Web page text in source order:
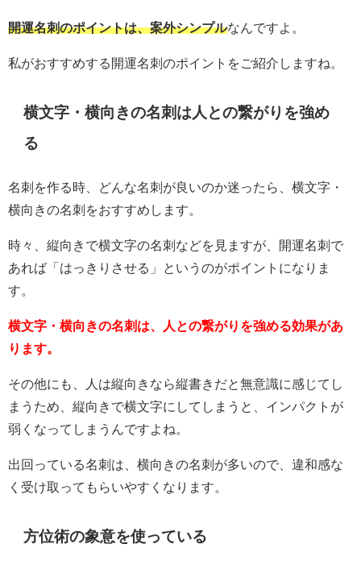
開運名刺のポイントは、案外シンプルなんですよ。
私がおすすめする開運名刺のポイントをご紹介しますね。
横文字・横向きの名刺は人との繋がりを強め
る
名刺を作る時、どんな名刺が良いのか迷ったら、横文字・
横向きの名刺をおすすめします。
時々、縦向きで横文字の名刺などを見ますが、開運名刺で
あれば「はっきりさせる」というのがポイントになりま
す。
横文字・横向きの名刺は、人との繋がりを強める効果があ
ります。
その他にも、人は縦向きなら縦書きだと無意識に感じてし
まうため、縦向きで横文字にしてしまうと、インパクトが
弱くなってしまうんですよね。
出回っている名刺は、横向きの名刺が多いので、違和感な
く受け取ってもらいやすくなります。
方位術の象意を使っている